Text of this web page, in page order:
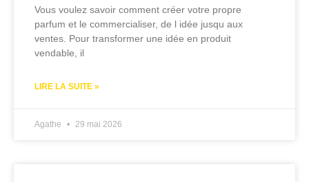
Vous voulez savoir comment créer votre propre
parfum et le commercialiser, de l idée jusqu aux
ventes. Pour transformer une idée en produit
vendable, il
LIRE LA SUITE »
Agathe 29 mai 2026